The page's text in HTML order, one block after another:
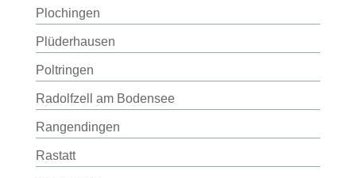
Plochingen
Plüderhausen
Poltringen
Radolfzell am Bodensee
Rangendingen
Rastatt